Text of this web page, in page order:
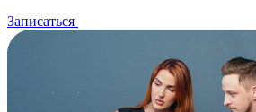
Записаться